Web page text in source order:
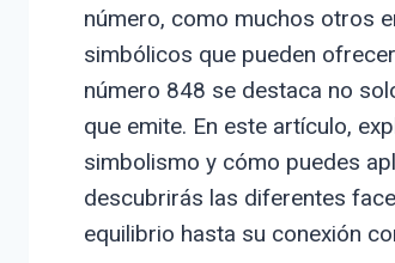
número, como muchos otros
simbólicos que pueden
número 848 se destaca no
que emite. En este artículo,
simbolismo y cómo puedes
descubrirás las diferentes
equilibrio hasta su conexión